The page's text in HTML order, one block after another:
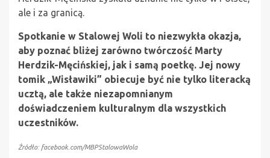
ale i za granicą.
Spotkanie w Stalowej Woli to niezwykła okazja,
aby poznać bliżej zarówno twórczość Marty
Herdzik-Męcińskiej, jak i samą poetkę. Jej nowy
tomik „Wisławiki” obiecuje być nie tylko literacką
ucztą, ale także niezapomnianym
doświadczeniem kulturalnym dla wszystkich
uczestników.
Źródło: facebook.com/MBPStalowaWola